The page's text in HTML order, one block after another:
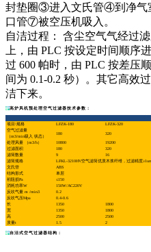
封垫圈③进入文氏管④到净
口管⑦被空压机吸入。
自洁过程： 含尘空气气经过
上，由 PLC 按设定时间顺序
过 600 帕时，由 PLC 按差压
间为 0.1-0.2 秒）。其它高效
洁下来。
高炉风机预处理空气过滤器技术参数：
项目\规格 LFZK-180 LFZK-320
空气过滤量
180
320
（m3/min吸入 状态）
处理风量 （m3/h）
10800 19200
过滤面积
180 320
滤筒数量
9 16
滤筒规格
LFKL-3210HV空气滤筒优质木浆纤维，过滤精度
文氏管
ABS
结构形式
单层
初阻损Pa
≤150
消耗功率W
150W/AC220V
反吹气量 m /min3
0.2
反吹气压Mpa
0.4-0.6
长
1350 1800
宽
1350 1800
高
2500 2500
质量t
1.5 2
自洁式空气过滤器结构：